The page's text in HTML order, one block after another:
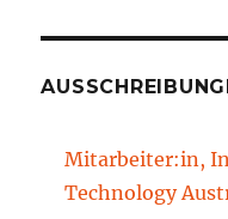
Mitarbeiter:in,
Technology